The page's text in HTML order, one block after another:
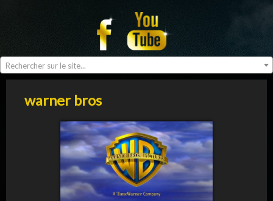
Rechercher sur le site...
warner bros